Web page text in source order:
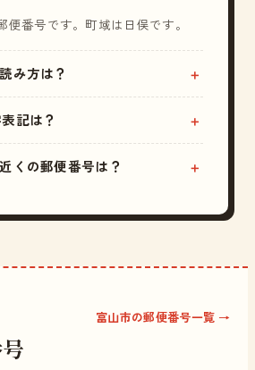
便番号です。町域は日俣です。
み方は？
記は？
くの郵便番号は？
富山市の郵便番号一覧 →